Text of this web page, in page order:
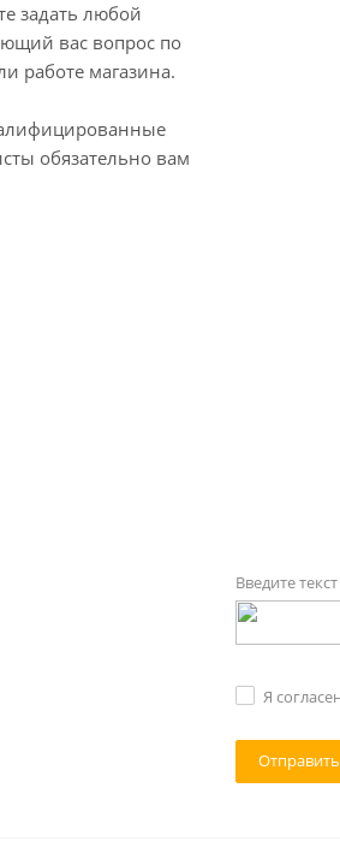
задать любой
вас вопрос по
работе магазина.
обязательно вам
Введите
Я